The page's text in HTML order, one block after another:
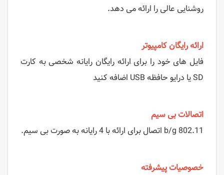
روشنایی عالی را ارائه می دهد.
ارائه رایگان کامپیوتر
فایل های خود را برای ارائه رایگان رایانه شخصی به کارت
SD یا درایو حافظه USB اضافه کنید
اتصالات بی سیم
802.11 b/g اتصال برای ارائه با 4 رایانه به صورت بی سیم.
خصوصیات پیشرفته